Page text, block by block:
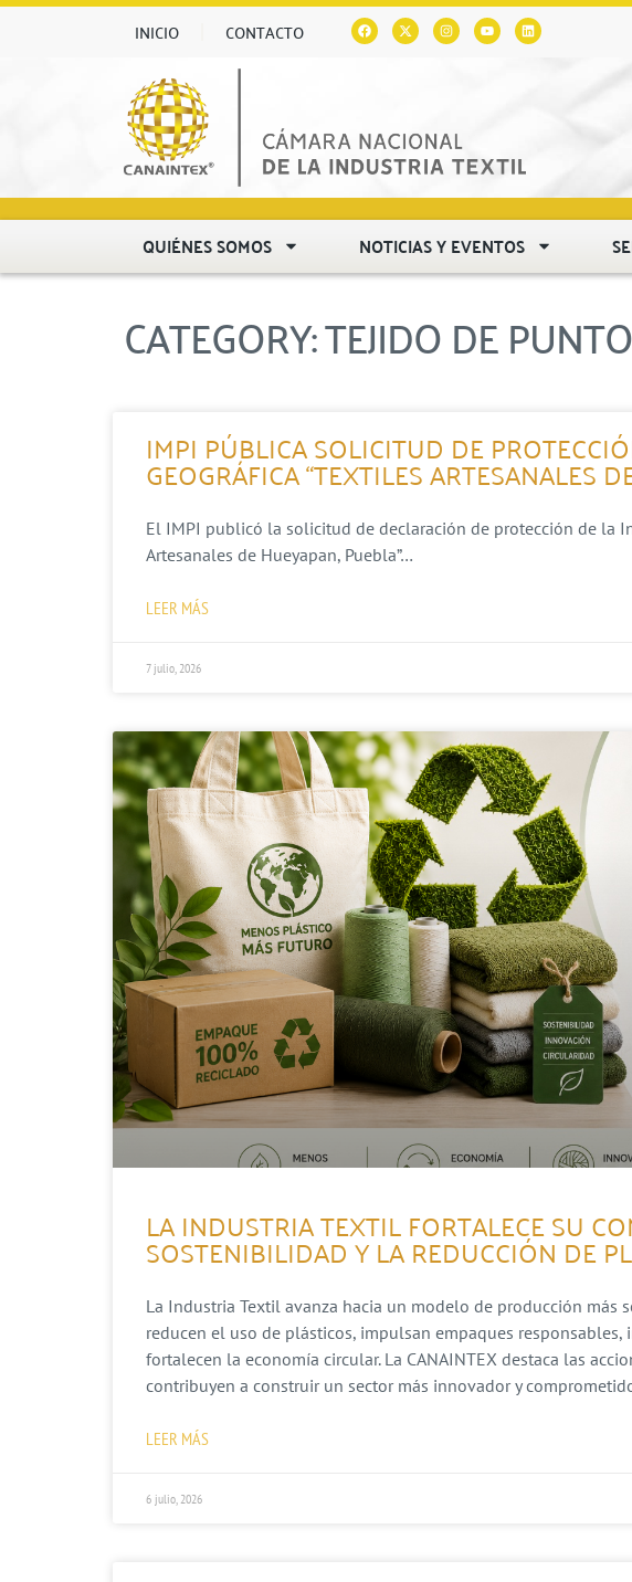
INICIO CONTACTO
QUIÉNES SOMOS NOTICIAS Y EVENTOS
CATEGORY: TEJIDO DE PUNTO
IMPI PÚBLICA SOLICITUD DE
GEOGRÁFICA “TEXTILES ARTESANALES
El IMPI publicó la solicitud de declaración de protección de la
Artesanales de Hueyapan, Puebla”…
LEER MÁS
7 julio, 2026
LA INDUSTRIA TEXTIL FORTALECE SU
SOSTENIBILIDAD Y LA REDUCCIÓN DE
La Industria Textil avanza hacia un modelo de producción más
reducen el uso de plásticos, impulsan empaques responsables,
fortalecen la economía circular. La CANAINTEX destaca las
contribuyen a construir un sector más innovador y
LEER MÁS
6 julio, 2026